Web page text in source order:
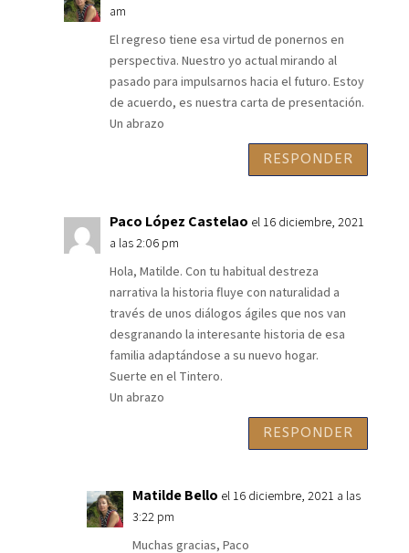
am
El regreso tiene esa virtud de ponernos en
perspectiva. Nuestro yo actual mirando al
pasado para impulsarnos hacia el futuro. Estoy
de acuerdo, es nuestra carta de presentación.
Un abrazo
RESPONDER
Paco López Castelao el 16 diciembre, 2021
a las 2:06 pm
Hola, Matilde. Con tu habitual destreza
narrativa la historia fluye con naturalidad a
través de unos diálogos ágiles que nos van
desgranando la interesante historia de esa
familia adaptándose a su nuevo hogar.
Suerte en el Tintero.
Un abrazo
RESPONDER
Matilde Bello el 16 diciembre, 2021 a las
3:22 pm
Muchas gracias, Paco